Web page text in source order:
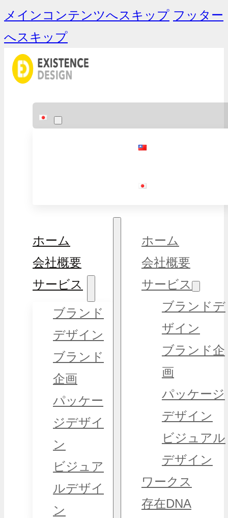
メインコンテンツへスキップ フッター
へスキップ
ホーム
会社概要
サービス
ブランド
デザイン
ブランド
企画
パッケー
ジデザイ
ン
ビジュア
ルデザイ
ン
ホーム
会社概要
サービス
ブランドデ
ザイン
ブランド企
画
パッケージ
デザイン
ビジュアル
デザイン
ワークス
存在DNA